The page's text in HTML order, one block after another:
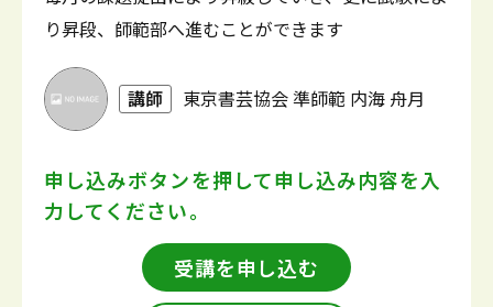
り昇段、師範部へ進むことができます
講師 東京書芸協会 準師範 内海 舟月
申し込みボタンを押して申し込み内容を入
力してください。
受講を申し込む